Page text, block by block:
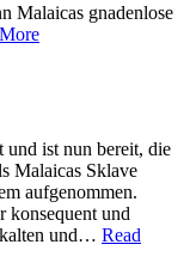
Malaicas gnadenlose
und ist nun bereit, die
Malaicas Sklave
aufgenommen.
konsequent und
und… Read